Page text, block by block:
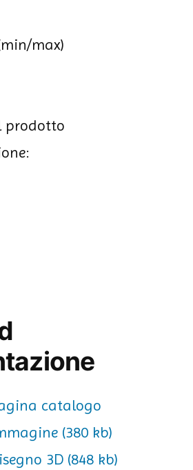
max)
prodotto
catalogo
(380 kb)
3D (848 kb)